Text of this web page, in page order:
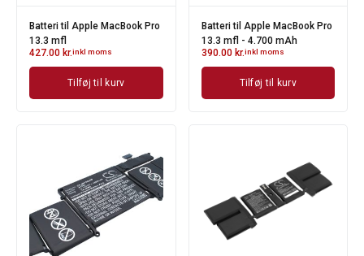
Batteri til Apple MacBook Pro
13.3 mfl
427.00 kr.inkl moms
Tilføj til kurv
Batteri til Apple MacBook Pro
13.3 mfl - 4.700 mAh
390.00 kr.inkl moms
Tilføj til kurv